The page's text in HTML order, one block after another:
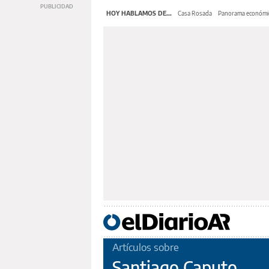
HOY HABLAMOS DE... Casa Rosada Panorama
Artículos sobre